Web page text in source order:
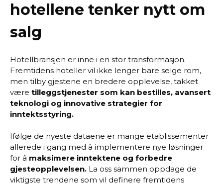
hotellene tenker nytt om
salg
Hotellbransjen er inne i en stor transformasjon.
Fremtidens hoteller vil ikke lenger bare selge rom,
men tilby gjestene en bredere opplevelse, takket
være tilleggstjenester som kan bestilles, avansert
teknologi og innovative strategier for
inntektsstyring.
Ifølge de nyeste dataene er mange etablissementer
allerede i gang med å implementere nye løsninger
for å maksimere inntektene og forbedre
gjesteopplevelsen. La oss sammen oppdage de
viktigste trendene som vil definere fremtidens